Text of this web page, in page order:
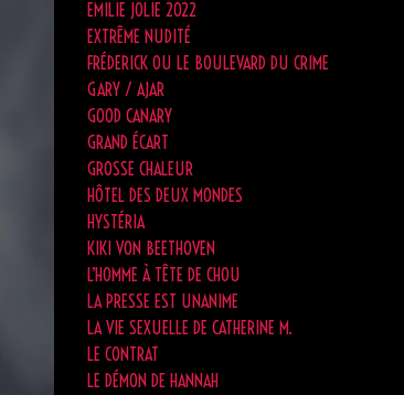
EMILIE JOLIE 2022
EXTRÊME NUDITÉ
FRÉDERICK OU LE BOULEVARD DU CRIME
GARY / AJAR
GOOD CANARY
GRAND ÉCART
GROSSE CHALEUR
HÔTEL DES DEUX MONDES
HYSTÉRIA
KIKI VON BEETHOVEN
L’HOMME À TÊTE DE CHOU
LA PRESSE EST UNANIME
LA VIE SEXUELLE DE CATHERINE M.
LE CONTRAT
LE DÉMON DE HANNAH